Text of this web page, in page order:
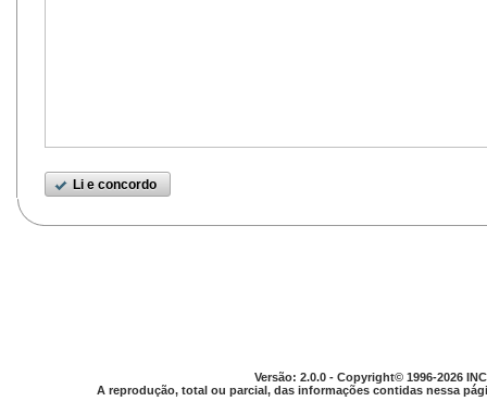
Li e concordo
Versão: 2.0.0 - Copyright© 1996-2026
A reprodução, total ou parcial, das informações contidas nessa